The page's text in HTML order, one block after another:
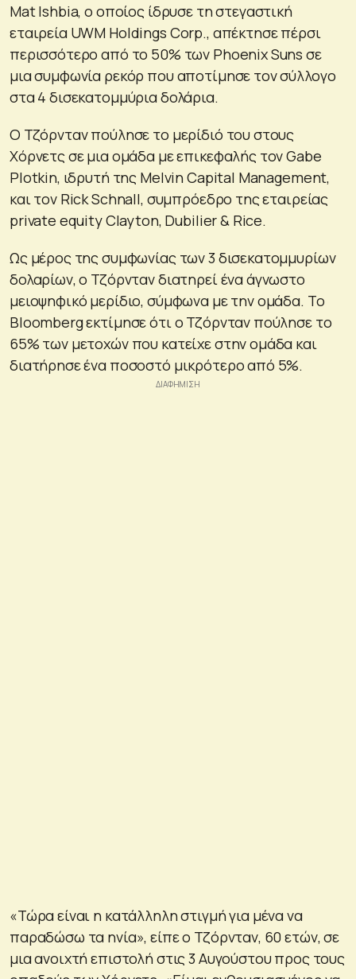
Mat Ishbia, ο οποίος ίδρυσε τη στεγαστική
εταιρεία UWM Holdings Corp., απέκτησε πέρσι
περισσότερο από το 50% των Phoenix Suns σε
μια συμφωνία ρεκόρ που αποτίμησε τον σύλλογο
στα 4 δισεκατομμύρια δολάρια.
Ο Τζόρνταν πούλησε το μερίδιό του στους
Χόρνετς σε μια ομάδα με επικεφαλής τον Gabe
Plotkin, ιδρυτή της Melvin Capital Management,
και τον Rick Schnall, συμπρόεδρο της εταιρείας
private equity Clayton, Dubilier & Rice.
Ως μέρος της συμφωνίας των 3 δισεκατομμυρίων
δολαρίων, ο Τζόρνταν διατηρεί ένα άγνωστο
μειοψηφικό μερίδιο, σύμφωνα με την ομάδα. Το
Bloomberg εκτίμησε ότι ο Τζόρνταν πούλησε το
65% των μετοχών που κατείχε στην ομάδα και
διατήρησε ένα ποσοστό μικρότερο από 5%.
«Τώρα είναι η κατάλληλη στιγμή για μένα να
παραδώσω τα ηνία», είπε ο Τζόρνταν, 60 ετών, σε
μια ανοιχτή επιστολή στις 3 Αυγούστου προς τους